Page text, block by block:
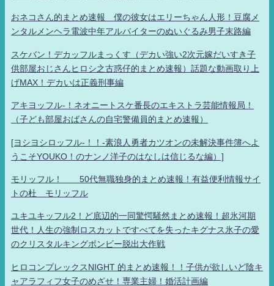
おネコさん的まとめ速報 僕の彼女はエリーちゃん人形！豆腐メ
ンタルメンヘラ電波中年アルバイターのぬいぐるみ男子末路編
スケバン！デカッフルまっくす（デカい強い2次元嫁だいすき子
供部屋おじさんヒロシ之古惑仔的まとめ速報）話題な動画取り上
げMAX！デカいは正義刑事編
アキヨッフル-！ネオニートスケ番長のエキストラ芸能情報局！
（子ども部屋おばさんの自宅警備員的まとめ速報）
[ヨシヨシロッフル-！！-素浪人勇者カツオンの未解決事件簿へよ
うこそYOUKO！のナンノ洋子のはなしは信じるな編）]
モリッフル！ 50代無職独身的まとめ速報！有益便利情報サイ
トの杜 モリッフル
ユキユキッフル2！ど底辺的一同驚愕騒然まとめ速報！超氷河期
世代！人生の強制ロスカットですべてを失ったキグナス氷子の愛
のクリスタルキングボンビー脱出大作戦
ヒロコンプレックスNIGHT 的まとめ速報！！子供が欲しいど陰キ
ャアラフィフ女子のめざせ！専業主婦！婚活計画編